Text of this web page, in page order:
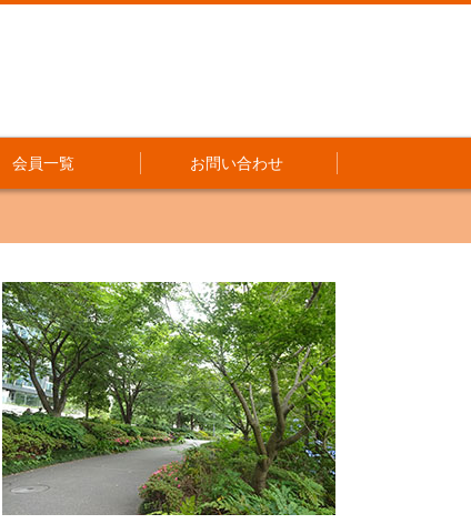
会員一覧 お問い合わせ